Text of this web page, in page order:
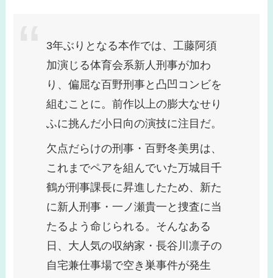
3年ぶりとなる本作では、工藤阿須
加演じる体育会系新人刑事が加わ
り、偏屈な百野刑事と凸凹コンビを
組むことに。前作以上の膨大なせり
ふに挑んだ小日向の演技に注目だ。
欠点だらけの刑事・百野冬美男は、
これまでペアを組んでいた万城目千
鶴が刑事課長に昇進したため、新た
に新人刑事・一ノ瀬貴一と捜査に当
たるよう命じられる。そんなある
日、大人気の収納家・長谷川凛子の
自宅兼仕事場で空き巣事件が発生